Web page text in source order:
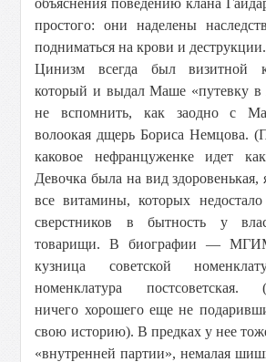
объяснения поведению клана
простого: они наделены
подниматься на крови и деструкции.
Цинизм всегда был визитной
который и выдал Маше «путевку
не вспомнить, как заодно с
волоокая дщерь Бориса Немцова.
каковое нефранцуженке идет
Девочка была на вид
все витамины, которых
сверстников в бытность у
товарищи. В биографии —
кузница советской
номенклатура постсоветская.
ничего хорошего еще не
свою историю). В предках у нее
«внутренней партии», немалая